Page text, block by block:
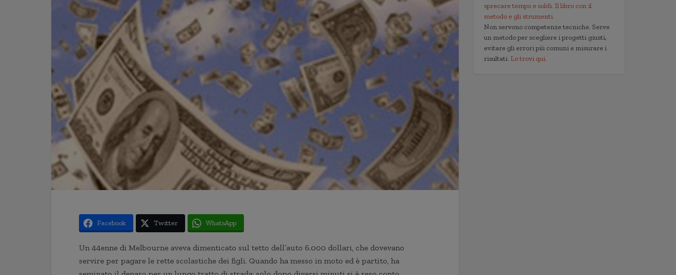
Facebook Twitter WhatsApp
Un 44enne di Melbourne aveva dimenticato sul tetto dell’auto 6.000 dollari, che dovevano
servire per pagare le rette scolastiche dei figli. Quando ha messo in moto ed è partito, ha
sprecare tempo e soldi. Il libro con il
metodo e gli strumenti.
Non servono competenze tecniche. Serve
un metodo per scegliere i progetti giusti,
evitare gli errori più comuni e misurare i
risultati. Lo trovi qui.